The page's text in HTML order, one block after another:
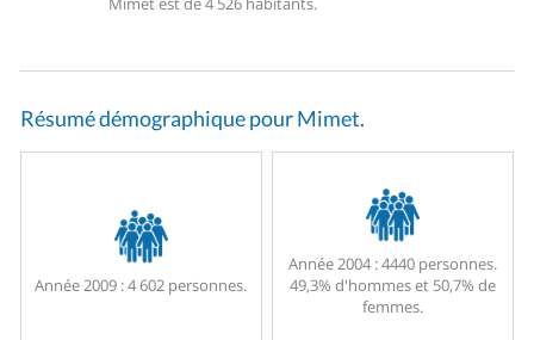
Résumé démographique pour Mimet.
Année 2009 :4 602 personnes.
Année 2004 :4440 personnes.
49,3% d'hommes et 50,7% de
femmes.